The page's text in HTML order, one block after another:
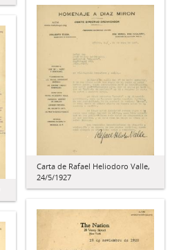
Carta de Rafael Heliodoro Valle,
24/5/1927